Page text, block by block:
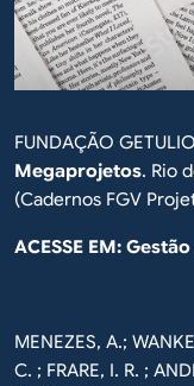
FUNDAÇÃO
Megaprojetos. Rio
(Cadernos FGV
ACESSE EM:
MENEZES, A.;
C. ; FRARE, I. R. ;